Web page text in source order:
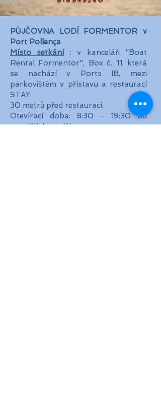
PŮJČOVNA LODÍ FORMENTOR v
Port Pollença
Místo setkání: v kanceláři "Boat
Rental Formentor", Box č. 11, která
se nachází v Ports IB, mezi
parkovištěm v přístavu a restaurací
STAY.
30 metrů před restaurací.
Otevírací doba: 8:30 - 19:30 od
pondělí do neděle